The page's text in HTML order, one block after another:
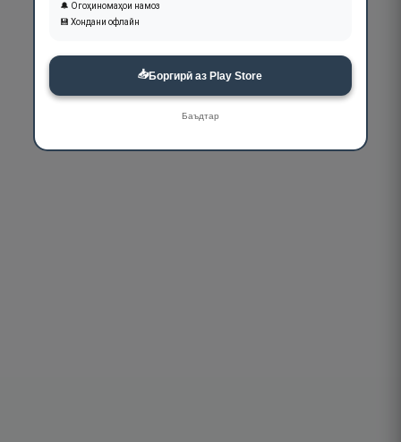
🔔 Огоҳиномаҳои намоз
💾 Хондани офлайн
📥Боргирӣ аз Play Store
Баъдтар